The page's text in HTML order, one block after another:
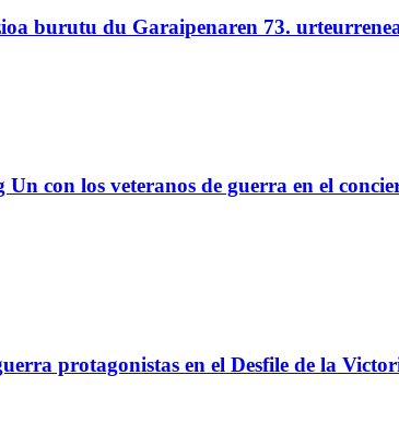
burutu du Garaipenaren 73.
con los veteranos de guerra en el
protagonistas en el Desfile de la